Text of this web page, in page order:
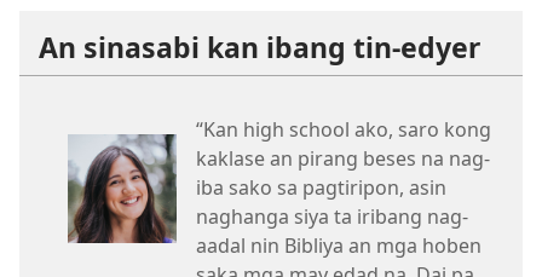
An sinasabi kan ibang tin-edyer
“Kan high school ako, saro kong
kaklase an pirang beses na nag-
iba sako sa pagtiripon, asin
naghanga siya ta iribang nag-
aadal nin Bibliya an mga hoben